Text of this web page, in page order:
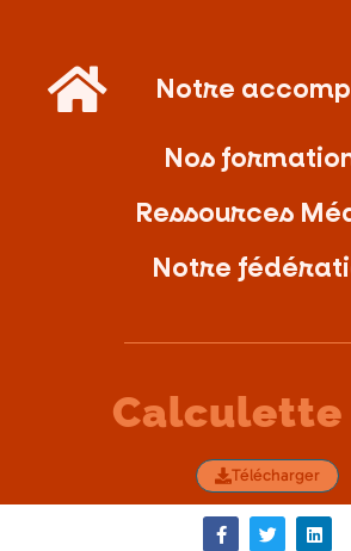
Notre
Nos
Ressources
Notre
Calculette
Télécharger